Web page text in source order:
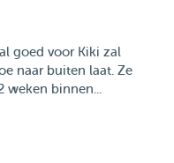
goed voor Kiki zal
naar buiten laat. Ze
weken binnen...